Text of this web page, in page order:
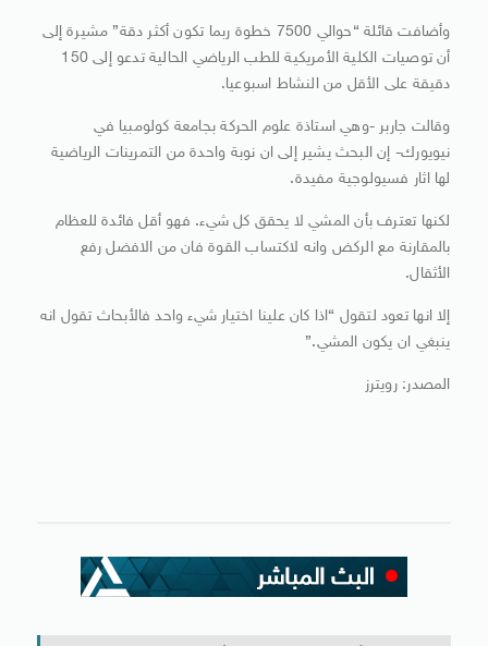
وأضافت قائلة “حوالي 7500 خطوة ربما تكون أكثر دقة” مشيرة إلى
أن توصيات الكلية الأمريكية للطب الرياضي الحالية تدعو إلى 150
دقيقة على الأقل من النشاط اسبوعيا.
وقالت جاربر -وهي استاذة علوم الحركة بجامعة كولومبيا في
نيويورك- إن البحث يشير إلى ان نوبة واحدة من التمرينات الرياضية
لها اثار فسيولوجية مفيدة.
لكنها تعترف بأن المشي لا يحقق كل شيء. فهو أقل فائدة للعظام
بالمقارنة مع الركض وانه لاكتساب القوة فان من الافضل رفع
الأثقال.
إلا انها تعود لتقول “اذا كان علينا اختيار شيء واحد فالأبحاث تقول انه
ينبغي ان يكون المشي.”
المصدر: رويترز